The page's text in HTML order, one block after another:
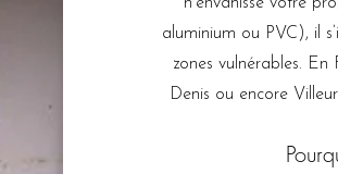
aluminium ou PVC), il
zones vulnérables.
Denis ou encore